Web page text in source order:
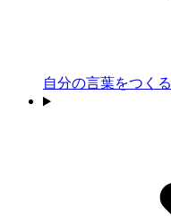
自分の言葉をつくる